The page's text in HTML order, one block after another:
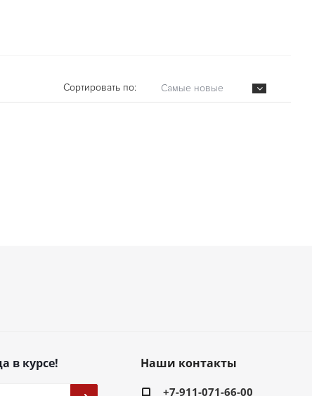
Сортировать по: Самые новые
в курсе! Наши контакты
+7-911-071-66-00